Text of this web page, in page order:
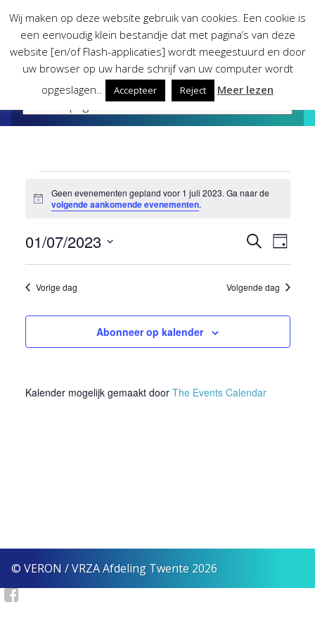
content
Evenementen
1
juli
2023
Bericht
Geen evenementen gepland voor 1 juli 2023. Ga naar de
volgende aankomende evenementen.
en
Zoeken
Dag
01/07/2023
Selecteer
datum.
Vorige dag Volgende dag
Abonneer op kalender
Kalender mogelijk gemaakt door The Events Calendar
© VERON / VRZA Afdeling Twente 2026
Wij maken op deze website gebruik van cookies. Een cookie is
een eenvoudig klein bestandje dat met pagina’s van deze
website [en/of Flash-applicaties] wordt meegestuurd en door
uw browser op uw harde schrijf van uw computer wordt
opgeslagen..
Accepteer Reject Meer lezen